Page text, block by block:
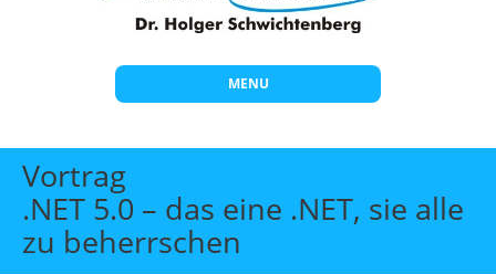
MENU
Start
Beratung
Vortrag
.NET 5.0 – das eine .NET, sie alle
zu beherrschen